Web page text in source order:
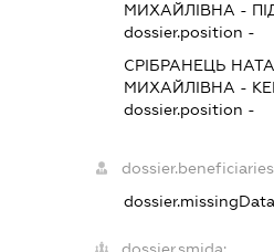
МИХАЙЛІВНА -
dossier.position -
СРІБРАНЕЦЬ
МИХАЙЛІВНА -
dossier.position -
dossier.missingData